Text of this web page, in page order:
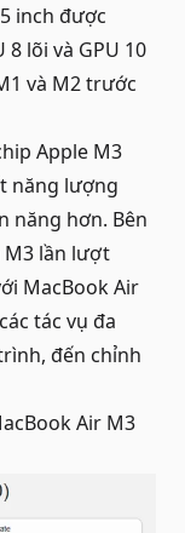
inch được
lõi và GPU 10
và M2 trước
Apple M3
năng lượng
năng hơn. Bên
M3 lần lượt
MacBook Air
tác vụ đa
đến chỉnh
Air M3